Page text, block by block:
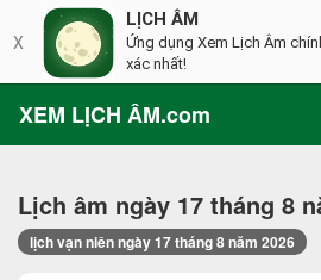
XEM LỊCH ÂM.com
Lịch âm ngày 17 tháng 8
lịch vạn niên ngày 17 tháng 8 năm 2026
X
LỊCH ÂM
Ứng dụng Xem Lịch Âm
xác nhất!